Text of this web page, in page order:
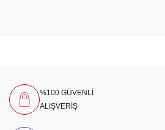
%100 GÜVENLİ
ALIŞVERİŞ